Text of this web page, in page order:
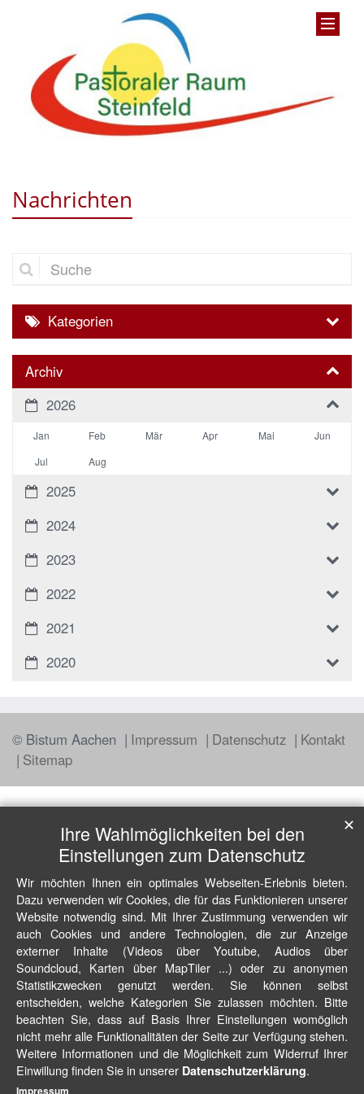
Nachrichten
Suche
Kategorien
Archiv
2026
Jan Feb Mär Apr Mai
Jun
Jul
Aug
2025
2024
2023
2022
2021
2020
© Bistum Aachen Impressum Datenschutz
Kontakt
Sitemap
Ihre Wahlmöglichkeiten bei den
Einstellungen zum Datenschutz
Wir möchten Ihnen ein optimales Webseiten-Erlebnis bieten.
Dazu verwenden wir Cookies, die für das Funktionieren unserer
Website notwendig sind. Mit Ihrer Zustimmung verwenden wir
auch Cookies und andere Technologien, die zur Anzeige
externer Inhalte (Videos über Youtube, Audios über
Soundcloud, Karten über MapTiler ...) oder zu anonymen
Statistikzwecken genutzt werden. Sie können selbst
entscheiden, welche Kategorien Sie zulassen möchten. Bitte
beachten Sie, dass auf Basis Ihrer Einstellungen womöglich
nicht mehr alle Funktionalitäten der Seite zur Verfügung stehen.
Weitere Informationen und die Möglichkeit zum Widerruf Ihrer
Einwillung finden Sie in unserer Datenschutzerklärung.
✕
Impressum